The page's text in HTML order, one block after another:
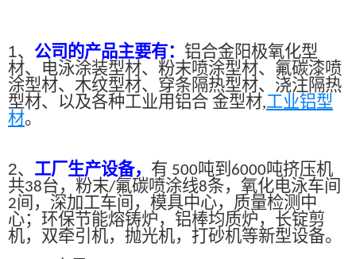
1、 公司的产品主要有： 铝合金阳极氧化型
材、电泳涂装型材、粉末喷涂型材、氟碳漆喷
涂型材、木纹型材、穿条隔热型材、浇注隔热
型材、以及各种工业用铝合 金型材,工业铝型
材。
2、 工厂生产设备， 有 500吨到 6000吨挤压机
共38台，粉末/氟碳喷涂线8条，氧化电泳车间
2间，深加工车间，模具中心，质量检测中
心；环保节能熔铸炉，铝棒均质炉，长锭剪
机，双牵引机，抛光机，打砂机等新型设备。